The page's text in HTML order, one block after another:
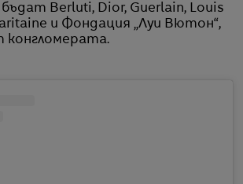
Berluti, Dior, Guerlain, Louis
и Фондация „Луи Вютон“,